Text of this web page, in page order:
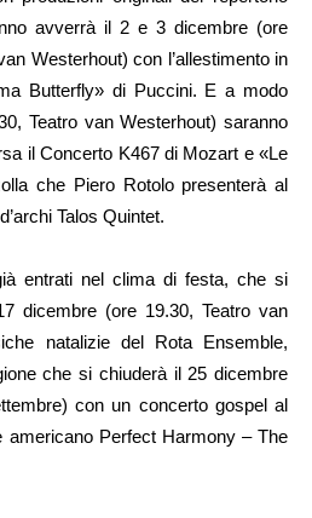
avverrà il 2 e 3 dicembre (ore
Westerhout) con l’allestimento in
Butterfly» di Puccini. E a modo
Teatro van Westerhout) saranno
il Concerto K467 di Mozart e «Le
che Piero Rotolo presenterà al
Talos Quintet.
entrati nel clima di festa, che si
dicembre (ore 19.30, Teatro van
natalizie del Rota Ensemble,
che si chiuderà il 25 dicembre
con un concerto gospel al
americano Perfect Harmony – The